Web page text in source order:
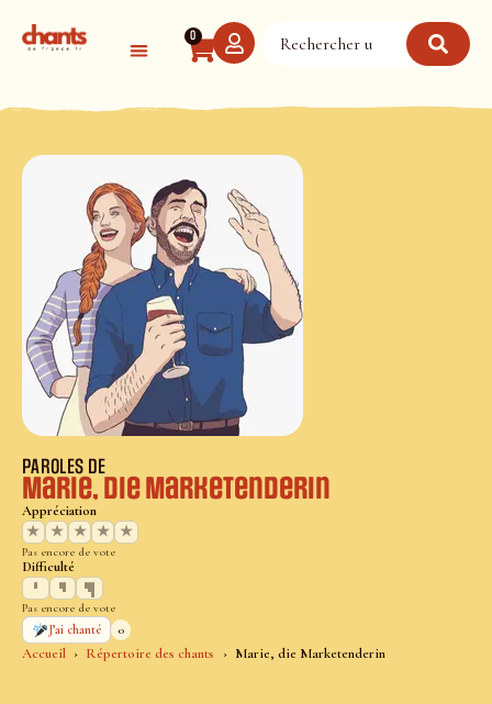
0
Accueil Répertoire des chants Marie, die Marketenderin
PAROLES DE
Marie, die Marketenderin
Appréciation
★
★ ★ ★ ★
Pas encore de vote
Difficulté
Pas encore de vote
J’ai chanté
0